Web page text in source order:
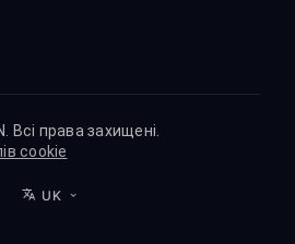
Всі права захищені.
cookie
UK